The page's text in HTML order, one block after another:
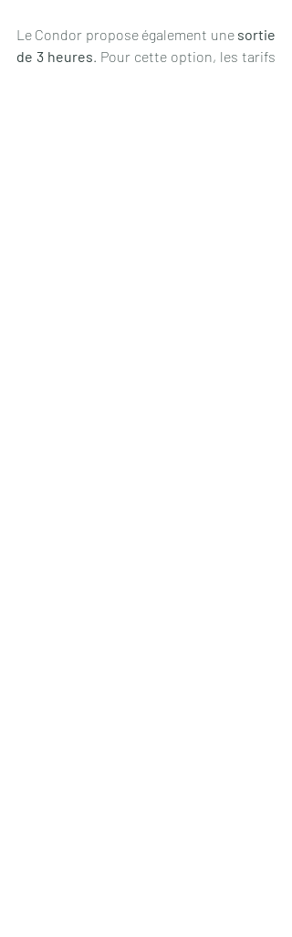
Le Condor propose également une sortie
de 3 heures. Pour cette option, les tarifs